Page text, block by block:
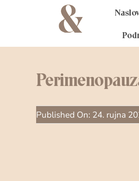
Published On: 24. rujna